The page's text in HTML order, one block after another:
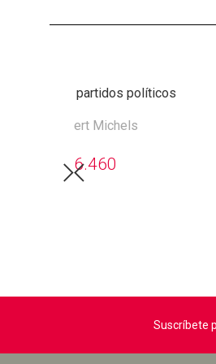
Los partidos políticos
Robert Michels
46.460
Suscríbete